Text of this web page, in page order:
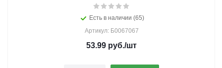
Есть в наличии (65)
Артикул: Б0067067
53.99 руб./шт